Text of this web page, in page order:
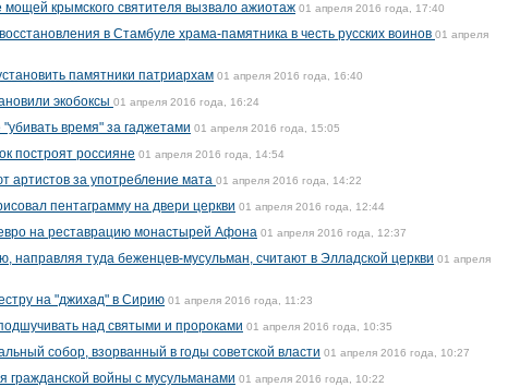
крымского святителя вызвало ажиотаж 01 апреля 2016 года, 17:40
в Стамбуле храма-памятника в честь русских воинов 01 апреля
памятники патриархам 01 апреля 2016 года, 16:40
экобоксы 01 апреля 2016 года, 16:24
время" за гаджетами 01 апреля 2016 года, 15:05
построят россияне 01 апреля 2016 года, 14:54
артистов за употребление мата 01 апреля 2016 года, 14:22
пентаграмму на двери церкви 01 апреля 2016 года, 12:44
на реставрацию монастырей Афона 01 апреля 2016 года, 12:37
направляя туда беженцев-мусульман, считают в Элладской церкви 01 апреля
на "джихад" в Сирию 01 апреля 2016 года, 11:23
над святыми и пророками 01 апреля 2016 года, 10:35
собор, взорванный в годы советской власти 01 апреля 2016 года, 10:27
гражданской войны с мусульманами 01 апреля 2016 года, 10:22